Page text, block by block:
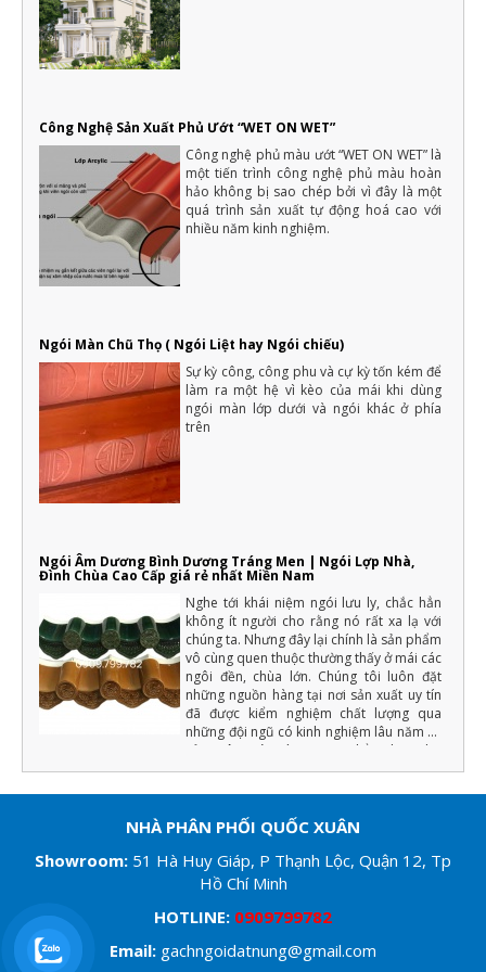
Xây nhà là việc trong đại của cả một đời người nên luôn cần có
sự chuẩn bị kỹ càng, không thể nào làm qua loa
Công Nghệ Sản Xuất Phủ Ướt “WET ON WET”
Công nghệ phủ màu ướt “WET ON WET” là
một tiến trình công nghệ phủ màu hoàn
hảo không bị sao chép bởi vì đây là một
quá trình sản xuất tự động hoá cao với
nhiều năm kinh nghiệm.
Ngói Màn Chũ Thọ ( Ngói Liệt hay Ngói chiếu)
Sự kỳ công, công phu và cự kỳ tốn kém để
làm ra một hệ vì kèo của mái khi dùng
ngói màn lớp dưới và ngói khác ở phía
trên
Ngói Âm Dương Bình Dương Tráng Men | Ngói Lợp Nhà,
Đình Chùa Cao Cấp giá rẻ nhất Miền Nam
Nghe tới khái niệm ngói lưu ly, chắc hẳn
không ít người cho rằng nó rất xa lạ với
chúng ta. Nhưng đây lại chính là sản phẩm
vô cùng quen thuộc thường thấy ở mái các
ngôi đền, chùa lớn. Chúng tôi luôn đặt
những nguồn hàng tại nơi sản xuất uy tín
đã được kiểm nghiệm chất lượng qua
những đội ngũ có kinh nghiệm lâu năm về
sản xuât ngói tráng men (Chẳng hạn như
màu men phải đồng đều, chất lượng cốt
tố trên chúng tôi mới xuất hàng.
NHÀ PHÂN PHỐI QUỐC XUÂN
Showroom: 51 Hà Huy Giáp, P Thạnh Lộc, Quận 12, Tp
Hồ Chí Minh
HOTLINE: 0909799782
Email: gachngoidatnung@gmail.com